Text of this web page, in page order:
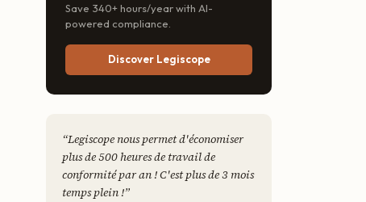
Save 340+ hours/year with AI-
powered compliance.
Discover Legiscope
“Legiscope nous permet d'économiser
plus de 500 heures de travail de
conformité par an ! C'est plus de 3 mois
temps plein !”